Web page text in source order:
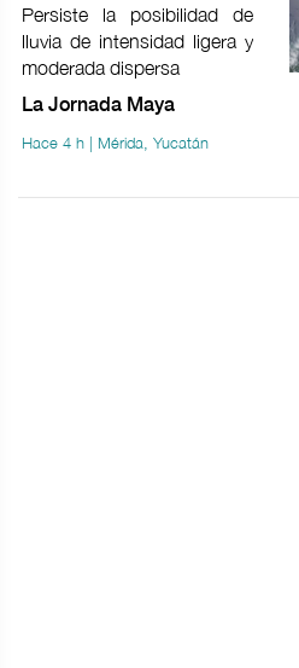
Persiste la posibilidad de
lluvia de intensidad ligera y
moderada dispersa
La Jornada Maya
Hace 4 h | Mérida, Yucatán